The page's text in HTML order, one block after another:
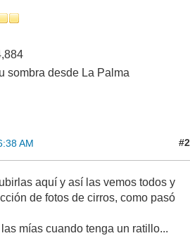
sombra desde La Palma
AM #2
aquí y así las vemos todos y
de fotos de cirros, como pasó
mías cuando tenga un ratillo...